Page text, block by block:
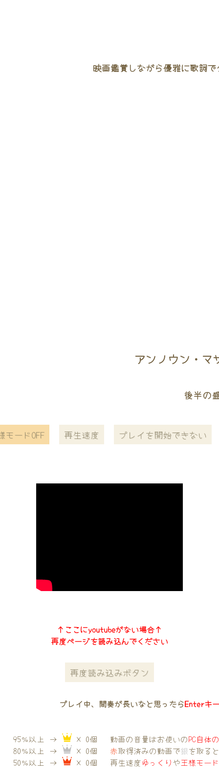
映画鑑賞しながら優雅に歌詞
アンノウン・
後半の
モードOFF 再生速度 プレイを開始できない
↑ここにyoutubeがない場合↑
再度ページを読み込んでください
再度読み込みボタン
プレイ中、間奏が長いなと思ったらEnterキ
95％以上 →
× 0個
80％以上 →
× 0個
50％以上 →
× 0個
動画の音量はお使いのPC自体
赤取得済みの動画で銀を取る
再生速度ゆっくりや王様モー